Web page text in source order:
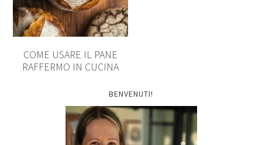
COME USARE IL PANE
RAFFERMO IN CUCINA
BENVENUTI!